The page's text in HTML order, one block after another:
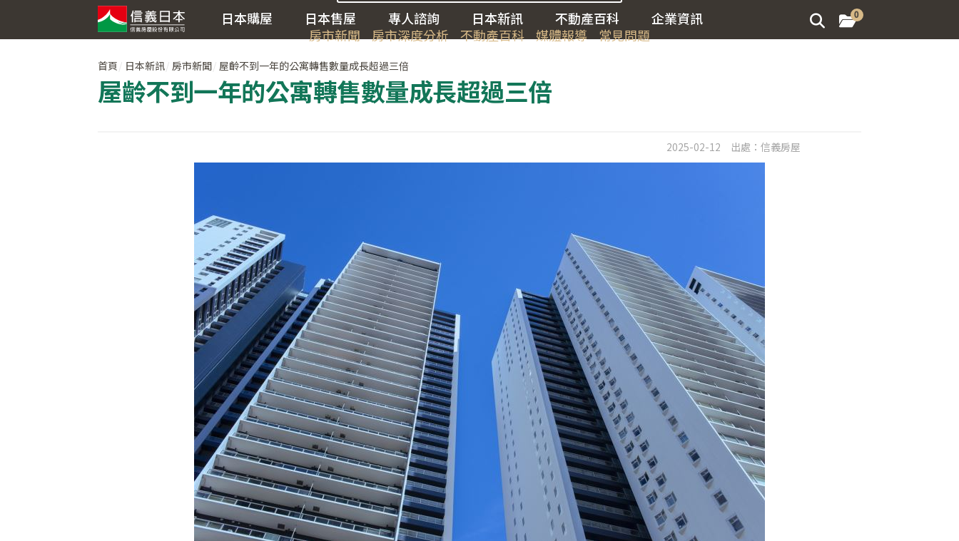
日本購屋 日本售屋 專人諮詢 日本新訊 不動產百科 企業資訊 0
房市新聞 房市深度分析 不動產百科 媒體報導 常見問題
首頁 日本新訊 房市新聞 屋齡不到一年的公寓轉售數量成長超過三倍
屋齡不到一年的公寓轉售數量成長超過三倍
2025-02-12 出處： 信義房屋